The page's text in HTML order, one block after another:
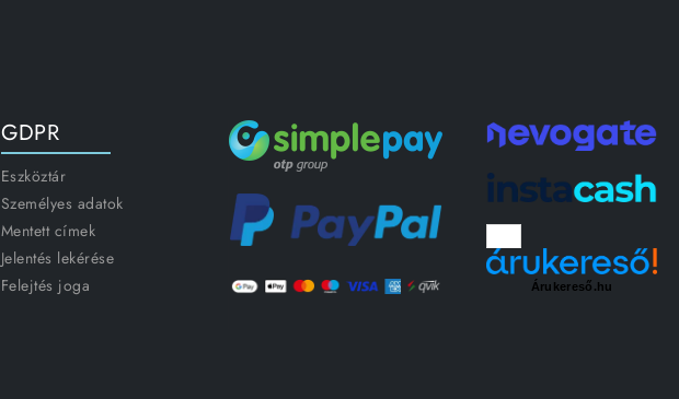
GDPR
Eszköztár
Személyes adatok
Mentett címek
Jelentés lekérése
Felejtés joga
Árukereső.hu